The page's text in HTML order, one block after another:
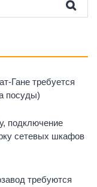
Гане требуется
посуды)
подключение
сетевых шкафов
требуются